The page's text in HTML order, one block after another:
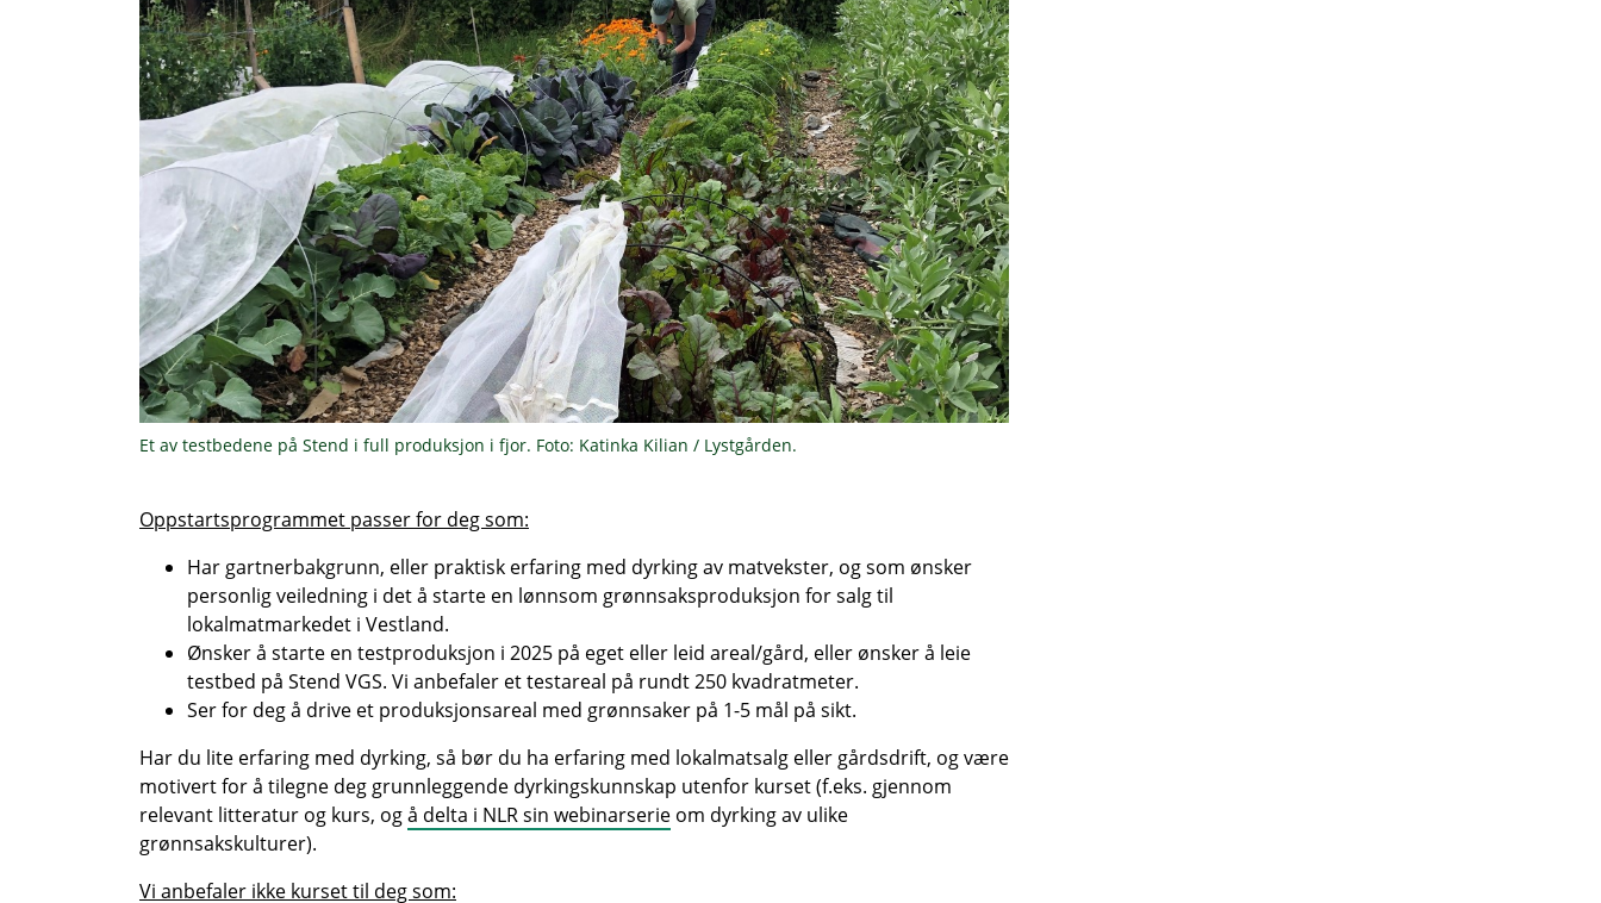
Et av testbedene på Stend i full produksjon i fjor. Foto: Katinka Kilian / Lystgården.
Oppstartsprogrammet passer for deg som:
Har gartnerbakgrunn, eller praktisk erfaring med dyrking av matvekster, og som ønsker
personlig veiledning i det å starte en lønnsom grønnsaksproduksjon for salg til
lokalmatmarkedet i Vestland.
Ønsker å starte en testproduksjon i 2025 på eget eller leid areal/gård, eller ønsker å leie
testbed på Stend VGS. Vi anbefaler et testareal på rundt 250 kvadratmeter.
Ser for deg å drive et produksjonsareal med grønnsaker på 1-5 mål på sikt.
Har du lite erfaring med dyrking, så bør du ha erfaring med lokalmatsalg eller gårdsdrift, og være
motivert for å tilegne deg grunnleggende dyrkingskunnskap utenfor kurset (f.eks. gjennom
relevant litteratur og kurs, ogå delta i NLR sin webinarserie om dyrking av ulike
grønnsakskulturer).
Vi anbefaler ikke kurset til deg som: